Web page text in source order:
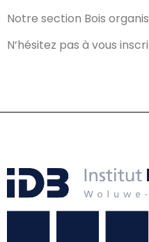
Notre section Bois
N’hésitez pas à vous